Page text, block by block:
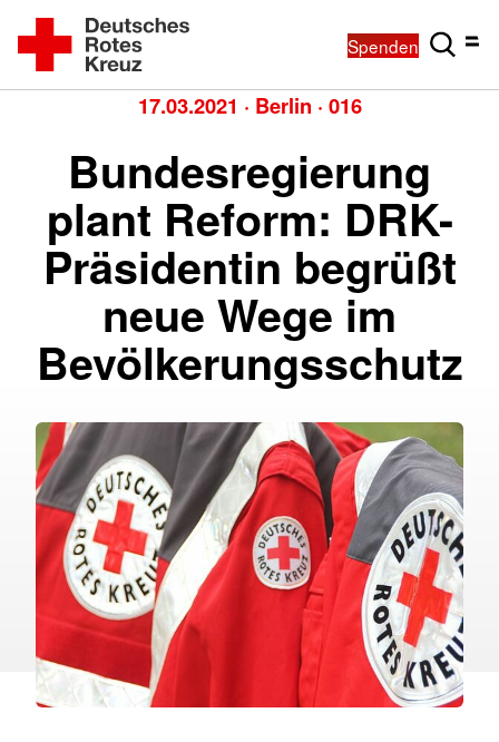
Spenden
17.03.2021 · Berlin · 016
Bundesregierung
plant Reform: DRK-
Präsidentin begrüßt
neue Wege im
Bevölkerungsschutz